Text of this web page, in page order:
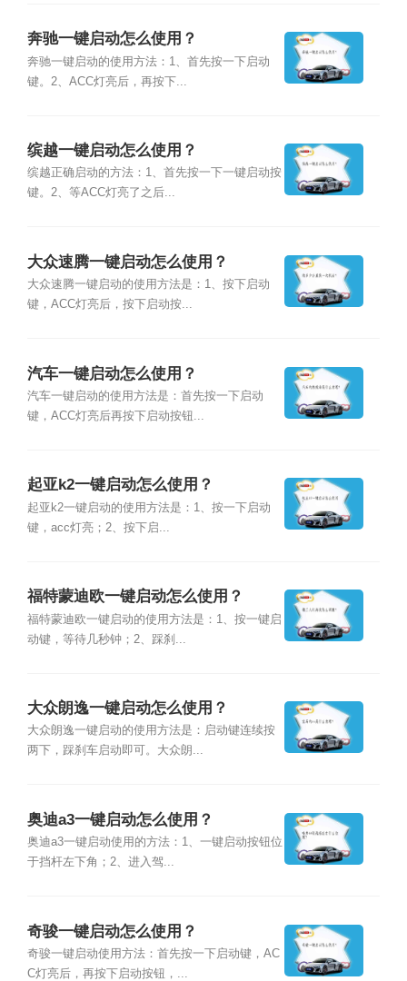
奔驰一键启动怎么使用？
奔驰一键启动的使用方法：1、首先按一下启动
键。2、ACC灯亮后，再按下...
缤越一键启动怎么使用？
缤越正确启动的方法：1、首先按一下一键启动按
键。2、等ACC灯亮了之后...
大众速腾一键启动怎么使用？
大众速腾一键启动的使用方法是：1、按下启动
键，ACC灯亮后，按下启动按...
汽车一键启动怎么使用？
汽车一键启动的使用方法是：首先按一下启动
键，ACC灯亮后再按下启动按钮...
起亚k2一键启动怎么使用？
起亚k2一键启动的使用方法是：1、按一下启动
键，acc灯亮；2、按下启...
福特蒙迪欧一键启动怎么使用？
福特蒙迪欧一键启动的使用方法是：1、按一键启
动键，等待几秒钟；2、踩刹...
大众朗逸一键启动怎么使用？
大众朗逸一键启动的使用方法是：启动键连续按
两下，踩刹车启动即可。大众朗...
奥迪a3一键启动怎么使用？
奥迪a3一键启动使用的方法：1、一键启动按钮位
于挡杆左下角；2、进入驾...
奇骏一键启动怎么使用？
奇骏一键启动使用方法：首先按一下启动键，AC
C灯亮后，再按下启动按钮，...